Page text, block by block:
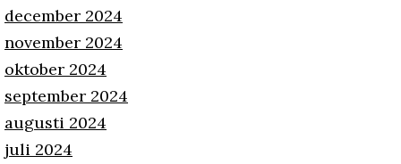
december 2024
november 2024
oktober 2024
september 2024
augusti 2024
juli 2024